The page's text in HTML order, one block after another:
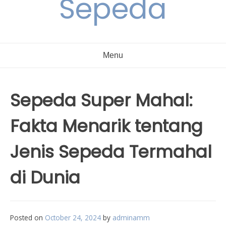
Sepeda
Menu
Sepeda Super Mahal:
Fakta Menarik tentang
Jenis Sepeda Termahal
di Dunia
Posted on October 24, 2024 by adminamm